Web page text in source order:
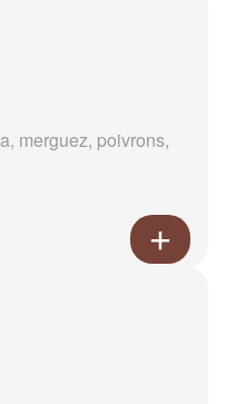
merguez, poivrons,